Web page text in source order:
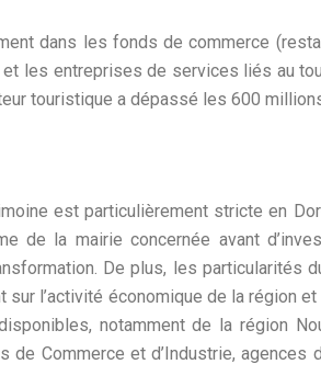
dans les fonds de commerce
les entreprises de services liés au
touristique a dépassé les 600
est particulièrement stricte en
de la mairie concernée avant
De plus, les particularités
l’activité économique de la
notamment de la région
de Commerce et d’Industrie,